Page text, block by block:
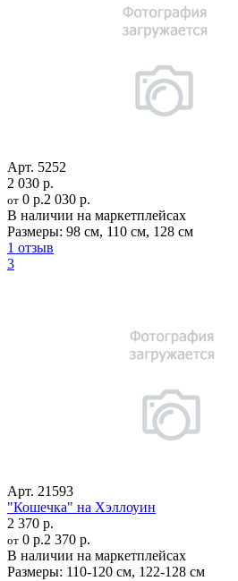
Арт. 5252
2 030 р.
от 0 р.2 030 р.
В наличии на маркетплейсах
Размеры: 98 см, 110 см, 128 см
1 отзыв
3
Арт. 21593
"Кошечка" на Хэллоуин
2 370 р.
от 0 р.2 370 р.
В наличии на маркетплейсах
Размеры: 110-120 см, 122-128 см